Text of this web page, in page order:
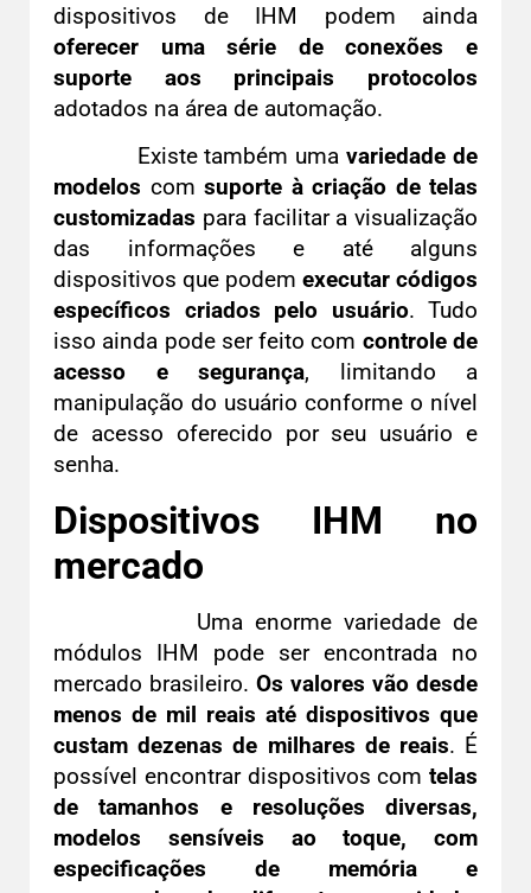
dispositivos de IHM podem ainda
oferecer uma série de conexões e
suporte aos principais protocolos
adotados na área de automação.
Existe também umavariedade de
modelos com suporte à criação de telas
customizadas para facilitar a visualização
das informações e até alguns
dispositivos que podem executar códigos
específicos criados pelo usuário. Tudo
isso ainda pode ser feito com controle de
acesso e segurança, limitando a
manipulação do usuário conforme o nível
de acesso oferecido por seu usuário e
senha.
Dispositivos IHM no
mercado
Uma enorme variedade de
módulos IHM pode ser encontrada no
mercado brasileiro. Os valores vão desde
menos de mil reais até dispositivos que
custam dezenas de milhares de reais. É
possível encontrar dispositivos com telas
de tamanhos e resoluções diversas,
modelos sensíveis ao toque, com
especificações de memória e